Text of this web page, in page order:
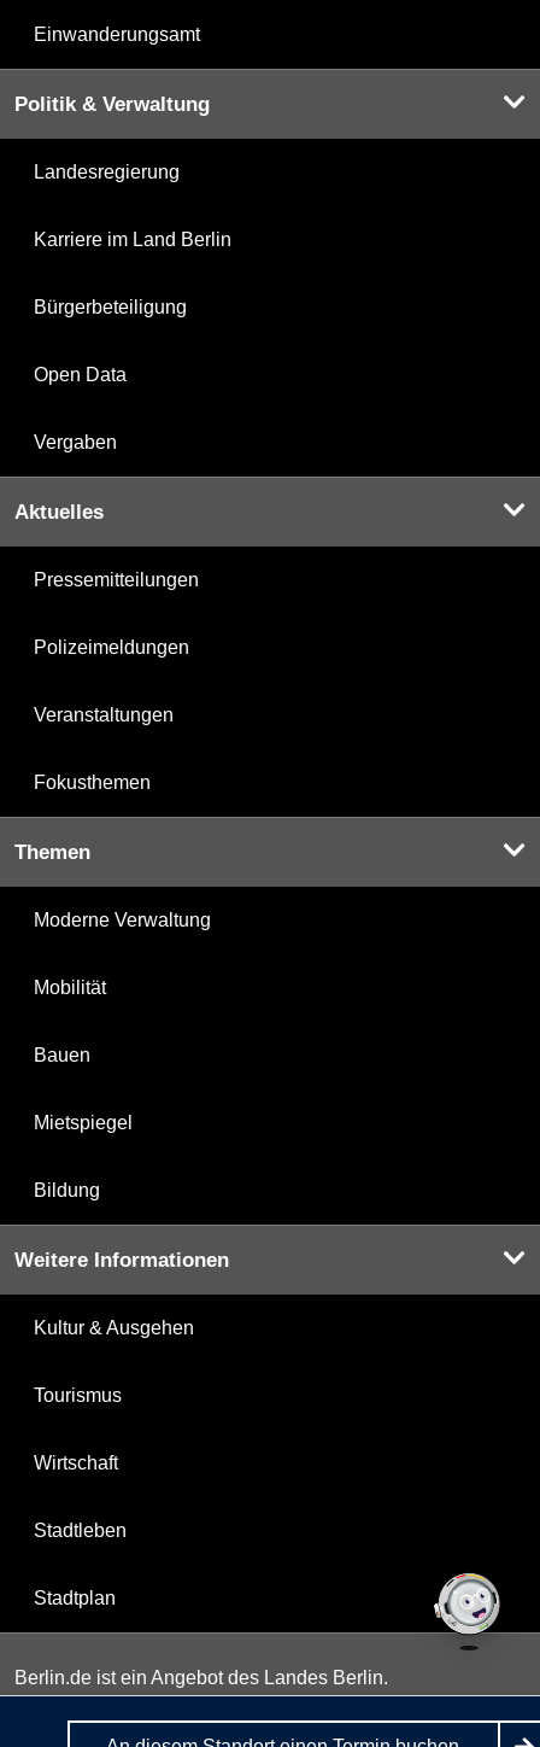
Einwanderungsamt
Politik & Verwaltung
Landesregierung
Karriere im Land Berlin
Bürgerbeteiligung
Open Data
Vergaben
Aktuelles
Pressemitteilungen
Polizeimeldungen
Veranstaltungen
Fokusthemen
Themen
Moderne Verwaltung
Mobilität
Bauen
Mietspiegel
Bildung
Weitere Informationen
Kultur & Ausgehen
Tourismus
Wirtschaft
Stadtleben
Stadtplan
Berlin.de ist ein Angebot des Landes Berlin.